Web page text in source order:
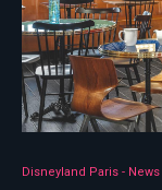
Disneyland Paris - News